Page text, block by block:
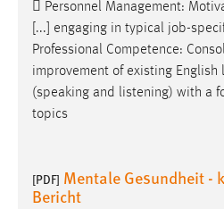
 Personnel Management:
[...] engaging in typical job-
Professional Competence:
improvement of existing English
(speaking and listening) with a
topics
[PDF] Mentale Gesundheit -
Bericht
Cookie Laufzeit:
3 Monate
Facebook Pixel
_fbp